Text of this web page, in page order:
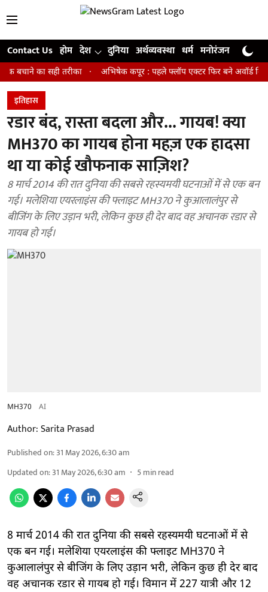
Contact Us होम देश दुनिया अर्थव्यवस्था धर्म मनोरंजन खेल
सही तरीका अभिषेक कपूर : पहले फ्लॉप एक्टर फिर बने अवॉर्ड विनिंग
इतिहास
रडार बंद, रास्ता बदला और... गायब! क्या
MH370 का गायब होना महज़ एक हादसा
था या कोई खौफनाक साज़िश?
8 मार्च 2014 की रात दुनिया की सबसे रहस्यमयी घटनाओं में से एक बन
गई। मलेशिया एयरलाइंस की फ्लाइट MH370 ने कुआलालंपुर से
बीजिंग के लिए उड़ान भरी, लेकिन कुछ ही देर बाद वह अचानक रडार से
गायब हो गई।
MH370 AI
Author:Sarita Prasad
Published on:31 May 2026, 6:30 am
Updated on:31 May 2026, 6:30 am 5min read
8 मार्च 2014 की रात दुनिया की सबसे रहस्यमयी घटनाओं में से
एक बन गई। मलेशिया एयरलाइंस की फ्लाइट MH370 ने
कुआलालंपुर से बीजिंग के लिए उड़ान भरी, लेकिन कुछ ही देर बाद
वह अचानक रडार से गायब हो गई। विमान में 227 यात्री और 12